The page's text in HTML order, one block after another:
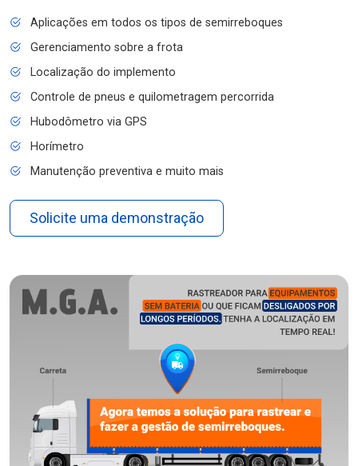
Aplicações em todos os tipos de semirreboques
Gerenciamento sobre a frota
Localização do implemento
Controle de pneus e quilometragem percorrida
Hubodômetro via GPS
Horímetro
Manutenção preventiva e muito mais
Solicite uma demonstração